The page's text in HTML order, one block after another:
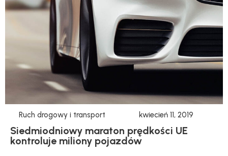
Ruch drogowy i transport kwiecień 11, 2019
Siedmiodniowy maraton prędkości UE
kontroluje miliony pojazdów